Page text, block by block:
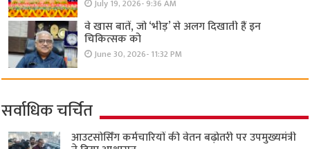
July 19, 2026- 9:36 AM
वे खास बातें, जो ‘भीड़’ से अलग दिखाती हैं इन
चिकित्सक को
June 30, 2026- 11:32 PM
सर्वाधिक चर्चित
आउटसोर्सिंग कर्मचारियों की वेतन बढ़ोतरी पर उपमुख्यमंत्री